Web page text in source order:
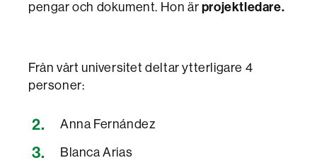
pengar och dokument. Hon är projektledare.
Från vårt universitet deltar ytterligare 4
personer:
Anna Fernández
Blanca Arias